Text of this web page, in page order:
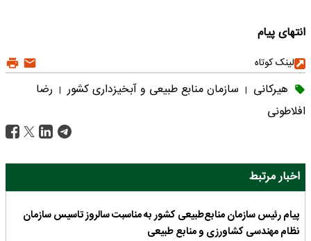
انتهای پیام
لینک کوتاه
هیرکانی | سازمان منابع طبیعی و آبخیزداری کشور | رضا
افلاطونی
اخبار مرتبط
پیام رئیس سازمان منابع‌طبیعی کشور به مناسبت سالروز تاسیس سازمان
نظام مهندسی کشاورزی و منابع طبیعی